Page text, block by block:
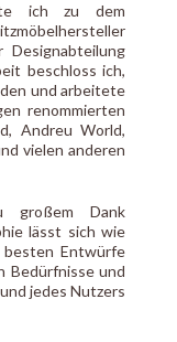
ich zu dem
beschloss ich,
und arbeitete
renommierten
Andreu World,
vielen anderen
Dank
lässt sich wie
besten Entwürfe
Bedürfnisse und
jedes Nutzers